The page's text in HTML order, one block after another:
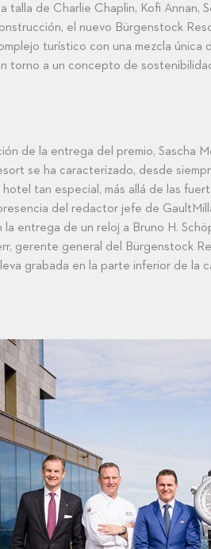
talla de Charlie Chaplin, Kofi Annan,
el nuevo Bürgenstock
turístico con una mezcla
torno a un concepto de
de la entrega del premio, Sascha
se ha caracterizado, desde
tan especial, más allá de las
del redactor jefe de
la entrega de un reloj a Bruno H.
gerente general del Bürgenstock
grabada en la parte inferior de la